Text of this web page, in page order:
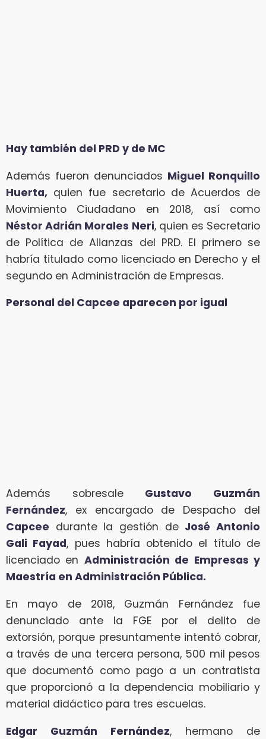
Hay también del PRD y de MC
Además fueron denunciados Miguel Ronquillo
Huerta, quien fue secretario de Acuerdos de
Movimiento Ciudadano en 2018, así como
Néstor Adrián Morales Neri, quien es Secretario
de Política de Alianzas del PRD. El primero se
habría titulado como licenciado en Derecho y el
segundo en Administración de Empresas.
Personal del Capcee aparecen por igual
Además sobresale Gustavo Guzmán
Fernández, ex encargado de Despacho del
Capcee durante la gestión de José Antonio
Gali Fayad, pues habría obtenido el título de
licenciado en Administración de Empresas y
Maestría en Administración Pública.
En mayo de 2018, Guzmán Fernández fue
denunciado ante la FGE por el delito de
extorsión, porque presuntamente intentó cobrar,
a través de una tercera persona, 500 mil pesos
que documentó como pago a un contratista
que proporcionó a la dependencia mobiliario y
material didáctico para tres escuelas.
Edgar Guzmán Fernández, hermano de